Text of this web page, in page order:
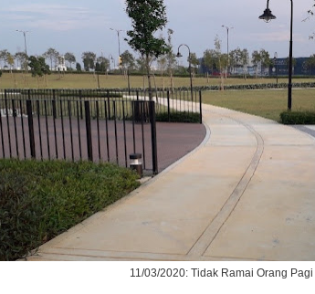
11/03/2020: Tidak Ramai Orang Pagi